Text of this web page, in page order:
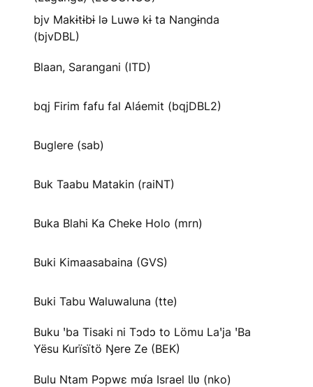
bjv Makɨtɨbɨ lə Luwə kɨ ta Nangɨnda
(bjvDBL)
Blaan, Sarangani (ITD)
bqj Firim fafu fal Aláemit (bqjDBL2)
Buglere (sab)
Buk Taabu Matakin (raiNT)
Buka Blahi Ka Cheke Holo (mrn)
Buki Kimaasabaina (GVS)
Buki Tabu Waluwaluna (tte)
Buku ꞌba Tisaki ni Tɔdɔ to Lömu Laꞌja ꞌBa
Yësu Kurïsïtö Ŋere Ze (BEK)
Bulu Ntam Pɔpwɛ mʋ́a Israel Ɩlʋ (nko)